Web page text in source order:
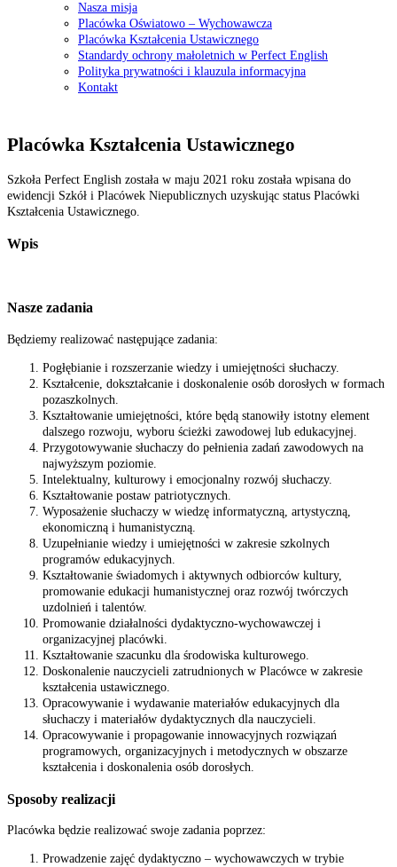
Nasza misja
Placówka Oświatowo – Wychowawcza
Placówka Kształcenia Ustawicznego
Standardy ochrony małoletnich w Perfect English
Polityka prywatności i klauzula informacyjna
Kontakt
Placówka Kształcenia Ustawicznego
Szkoła Perfect English została w maju 2021 roku została wpisana do
ewidencji Szkół i Placówek Niepublicznych uzyskując status Placówki
Kształcenia Ustawicznego.
Wpis
Nasze zadania
Będziemy realizować następujące zadania:
Pogłębianie i rozszerzanie wiedzy i umiejętności słuchaczy.
Kształcenie, dokształcanie i doskonalenie osób dorosłych w formach
pozaszkolnych.
Kształtowanie umiejętności, które będą stanowiły istotny element
dalszego rozwoju, wyboru ścieżki zawodowej lub edukacyjnej.
Przygotowywanie słuchaczy do pełnienia zadań zawodowych na
najwyższym poziomie.
Intelektualny, kulturowy i emocjonalny rozwój słuchaczy.
Kształtowanie postaw patriotycznych.
Wyposażenie słuchaczy w wiedzę informatyczną, artystyczną,
ekonomiczną i humanistyczną.
Uzupełnianie wiedzy i umiejętności w zakresie szkolnych
programów edukacyjnych.
Kształtowanie świadomych i aktywnych odbiorców kultury,
promowanie edukacji humanistycznej oraz rozwój twórczych
uzdolnień i talentów.
Promowanie działalności dydaktyczno-wychowawczej i
organizacyjnej placówki.
Kształtowanie szacunku dla środowiska kulturowego.
Doskonalenie nauczycieli zatrudnionych w Placówce w zakresie
kształcenia ustawicznego.
Opracowywanie i wydawanie materiałów edukacyjnych dla
słuchaczy i materiałów dydaktycznych dla nauczycieli.
Opracowywanie i propagowanie innowacyjnych rozwiązań
programowych, organizacyjnych i metodycznych w obszarze
kształcenia i doskonalenia osób dorosłych.
Sposoby realizacji
Placówka będzie realizować swoje zadania poprzez:
Prowadzenie zajęć dydaktyczno – wychowawczych w trybie